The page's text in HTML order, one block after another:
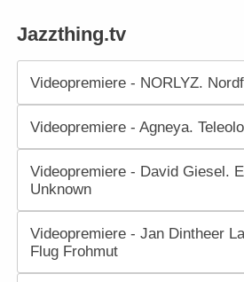
Jazzthing.tv
Videopremiere - NORLYZ.
Videopremiere - Agneya.
Videopremiere - David Giesel.
Unknown
Videopremiere - Jan Dintheer
Flug Frohmut